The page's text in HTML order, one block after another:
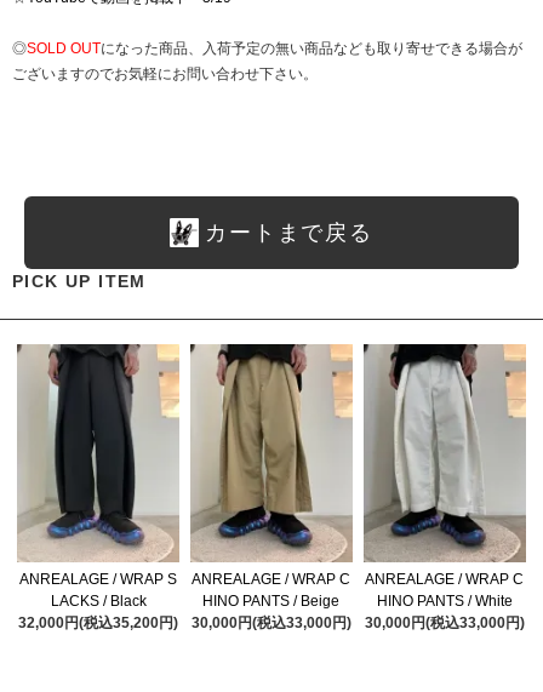
◎SOLD OUTになった商品、入荷予定の無い商品なども取り寄せできる場合が
ございますのでお気軽にお問い合わせ下さい。
カートまで戻る
PICK UP ITEM
ANREALAGE / WRAP S
LACKS / Black
32,000円(税込35,200円)
ANREALAGE / WRAP C
HINO PANTS / Beige
30,000円(税込33,000円)
ANREALAGE / WRAP C
HINO PANTS / White
30,000円(税込33,000円)